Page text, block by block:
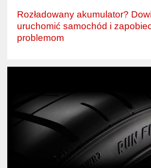
Rozładowany akumulator?
uruchomić samochód i
problemom